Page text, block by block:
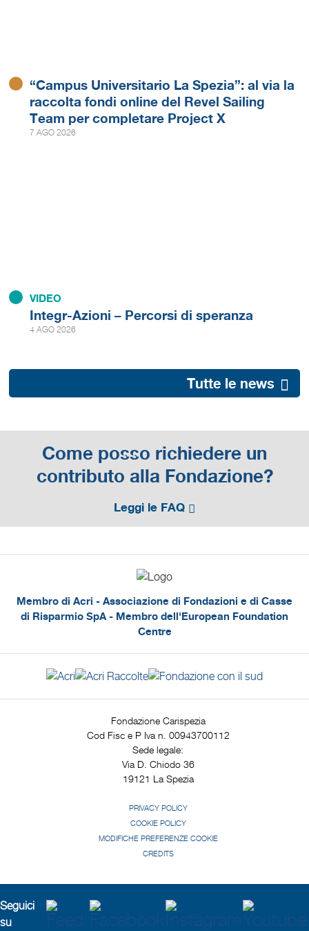
“Campus Universitario La Spezia”: al via la
raccolta fondi online del Revel Sailing
Team per completare Project X
7 AGO 2026
VIDEO
Integr-Azioni – Percorsi di speranza
4 AGO 2026
Tutte le news
Come posso richiedere un
contributo alla Fondazione?
Leggi le FAQ
Membro di Acri - Associazione di Fondazioni e di Casse
di Risparmio SpA - Membro dell'European Foundation
Centre
Fondazione Carispezia
Cod Fisc e P Iva n. 00943700112
Sede legale:
Via D. Chiodo 36
19121 La Spezia
PRIVACY POLICY
COOKIE POLICY
MODIFICHE PREFERENZE COOKIE
CREDITS
Seguici
su